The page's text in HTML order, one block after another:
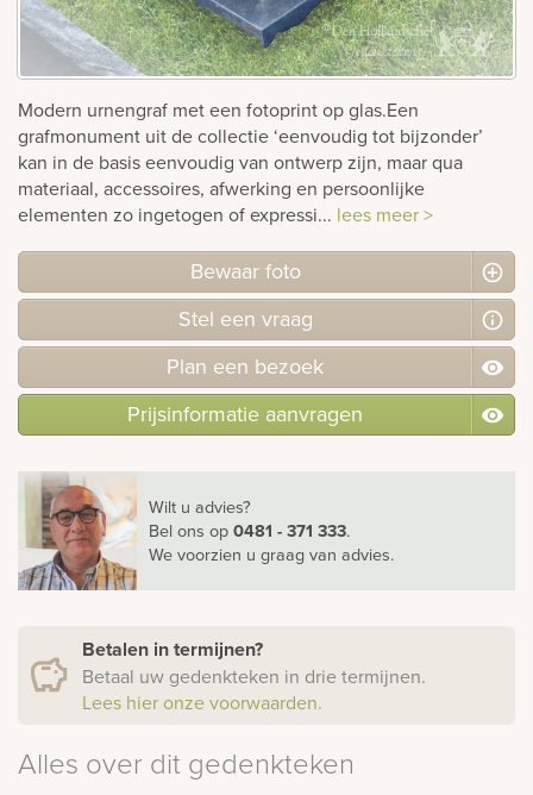
Modern urnengraf met een fotoprint op glas.Een
grafmonument uit de collectie ‘eenvoudig tot bijzonder’
kan in de basis eenvoudig van ontwerp zijn, maar qua
materiaal, accessoires, afwerking en persoonlijke
elementen zo ingetogen of expressi... lees meer >
Bewaar foto
Stel een vraag
Plan een bezoek
Prijsinformatie aanvragen
Wilt u advies?
Bel ons op0481 - 371 333.
We voorzien u graag van advies.
Betalen in termijnen?
Betaal uw gedenkteken in drie termijnen.
Lees hier onze voorwaarden.
Alles over dit gedenkteken